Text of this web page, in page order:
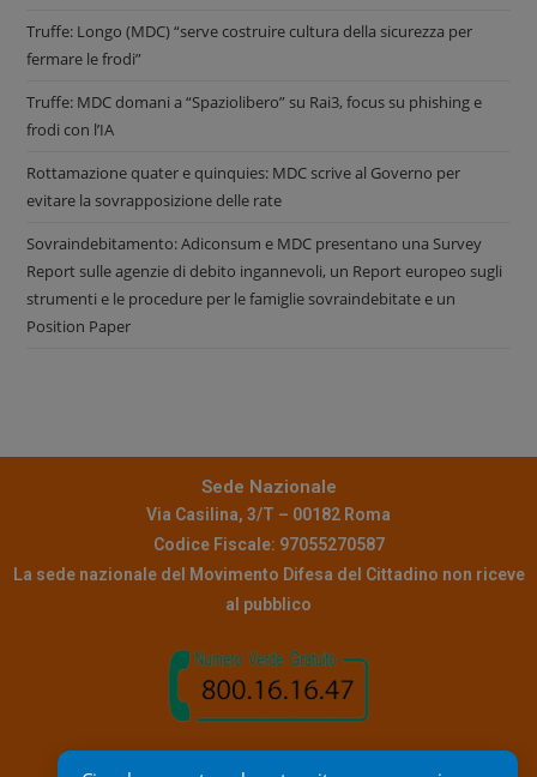
Truffe: Longo (MDC) “serve costruire cultura della sicurezza per
fermare le frodi”
Truffe: MDC domani a “Spaziolibero” su Rai3, focus su phishing e
frodi con l’IA
Rottamazione quater e quinquies: MDC scrive al Governo per
evitare la sovrapposizione delle rate
Sovraindebitamento: Adiconsum e MDC presentano una Survey
Report sulle agenzie di debito ingannevoli, un Report europeo sugli
strumenti e le procedure per le famiglie sovraindebitate e un
Position Paper
Sede Nazionale
Via Casilina, 3/T – 00182 Roma
Codice Fiscale: 97055270587
La sede nazionale del Movimento Difesa del Cittadino non riceve
al pubblico
Contatti